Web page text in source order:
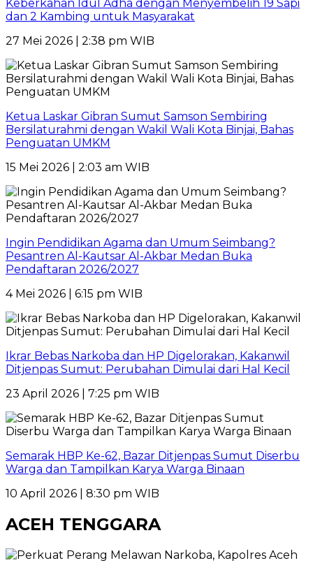
Keberkahan Idul Adha dengan Menyembelih 19 Sapi
dan 2 Kambing untuk Masyarakat
27 Mei 2026 | 2:38 pm WIB
Ketua Laskar Gibran Sumut Samson Sembiring
Bersilaturahmi dengan Wakil Wali Kota Binjai, Bahas
Penguatan UMKM
15 Mei 2026 | 2:03 am WIB
Ingin Pendidikan Agama dan Umum Seimbang?
Pesantren Al-Kautsar Al-Akbar Medan Buka
Pendaftaran 2026/2027
4 Mei 2026 | 6:15 pm WIB
Ikrar Bebas Narkoba dan HP Digelorakan, Kakanwil
Ditjenpas Sumut: Perubahan Dimulai dari Hal Kecil
23 April 2026 | 7:25 pm WIB
Semarak HBP Ke-62, Bazar Ditjenpas Sumut Diserbu
Warga dan Tampilkan Karya Warga Binaan
10 April 2026 | 8:30 pm WIB
ACEH TENGGARA